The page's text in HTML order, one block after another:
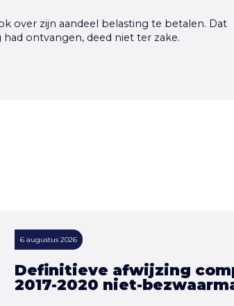
over zijn aandeel belasting te betalen. Dat
ontvangen, deed niet ter zake.
6 augustus 2026
Definitieve afwijzing
2017-2020 niet-